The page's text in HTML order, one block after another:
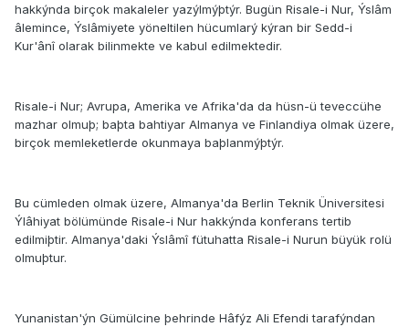
hakkýnda birçok makaleler yazýlmýþtýr. Bugün Risale-i Nur, Ýslâm
âlemince, Ýslâmiyete yöneltilen hücumlarý kýran bir Sedd-i
Kur'ânî olarak bilinmekte ve kabul edilmektedir.
Risale-i Nur; Avrupa, Amerika ve Afrika'da da hüsn-ü teveccühe
mazhar olmuþ; baþta bahtiyar Almanya ve Finlandiya olmak üzere,
birçok memleketlerde okunmaya baþlanmýþtýr.
Bu cümleden olmak üzere, Almanya'da Berlin Teknik Üniversitesi
Ýlâhiyat bölümünde Risale-i Nur hakkýnda konferans tertib
edilmiþtir. Almanya'daki Ýslâmî fütuhatta Risale-i Nurun büyük rolü
olmuþtur.
Yunanistan'ýn Gümülcine þehrinde Hâfýz Ali Efendi tarafýndan